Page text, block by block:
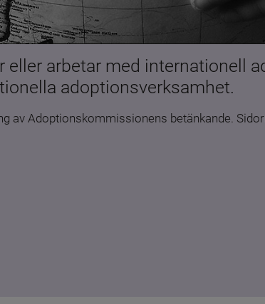
arbetar med internationell
adoptionsverksamhet.
av Adoptionskommissionens betänkande.